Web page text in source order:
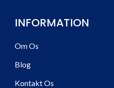
INFORMATION
Om Os
Blog
Kontakt Os